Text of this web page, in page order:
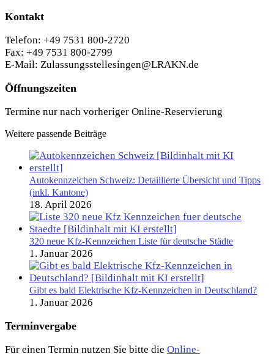
Kontakt
Telefon: +49 7531 800-2720
Fax: +49 7531 800-2799
E-Mail: Zulassungsstellesingen@LRAKN.de
Öffnungszeiten
Termine nur nach vorheriger Online-Reservierung
Weitere passende Beiträge
Autokennzeichen Schweiz: Detaillierte Übersicht und Tipps
(inkl. Kantone)
18. April 2026
320 neue Kfz-Kennzeichen Liste für deutsche Städte
1. Januar 2026
Gibt es bald Elektrische Kfz-Kennzeichen in Deutschland?
1. Januar 2026
Terminvergabe
Für einen Termin nutzen Sie bitte die Online-